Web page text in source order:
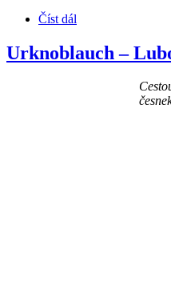
Číst dál
Urknoblauch –